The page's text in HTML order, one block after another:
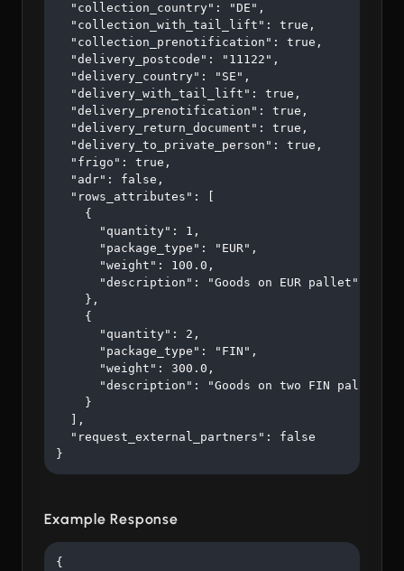
  "collection_country": "DE",
  "collection_with_tail_lift": true,
  "collection_prenotification": true,
  "delivery_postcode": "11122",
  "delivery_country": "SE",
  "delivery_with_tail_lift": true,
  "delivery_prenotification": true,
  "delivery_return_document": true,
  "delivery_to_private_person": true,
  "frigo": true,
  "adr": false,
  "rows_attributes": [
    {
      "quantity": 1,
      "package_type": "EUR",
      "weight": 100.0,
      "description": "Goods on EUR pallet"
    },
    {
      "quantity": 2,
      "package_type": "FIN",
      "weight": 300.0,
      "description": "Goods on two FIN pallets"
    }
  ],
  "request_external_partners": false
}
Example Response
{